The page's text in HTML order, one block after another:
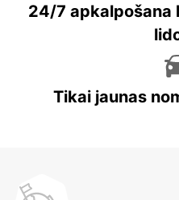
24/7 apkalpošana
Tikai jaunas